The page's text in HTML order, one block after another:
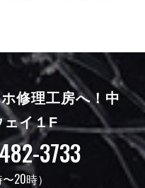
修理工房へ！ 中
ェイ１F
3733
20時）